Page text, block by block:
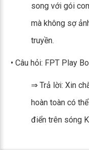
song với gói
mà không sợ
truyền.
• Câu hỏi: FPT Play
⇒ Trả lời: Xin
hoàn toàn có
điển trên sóng